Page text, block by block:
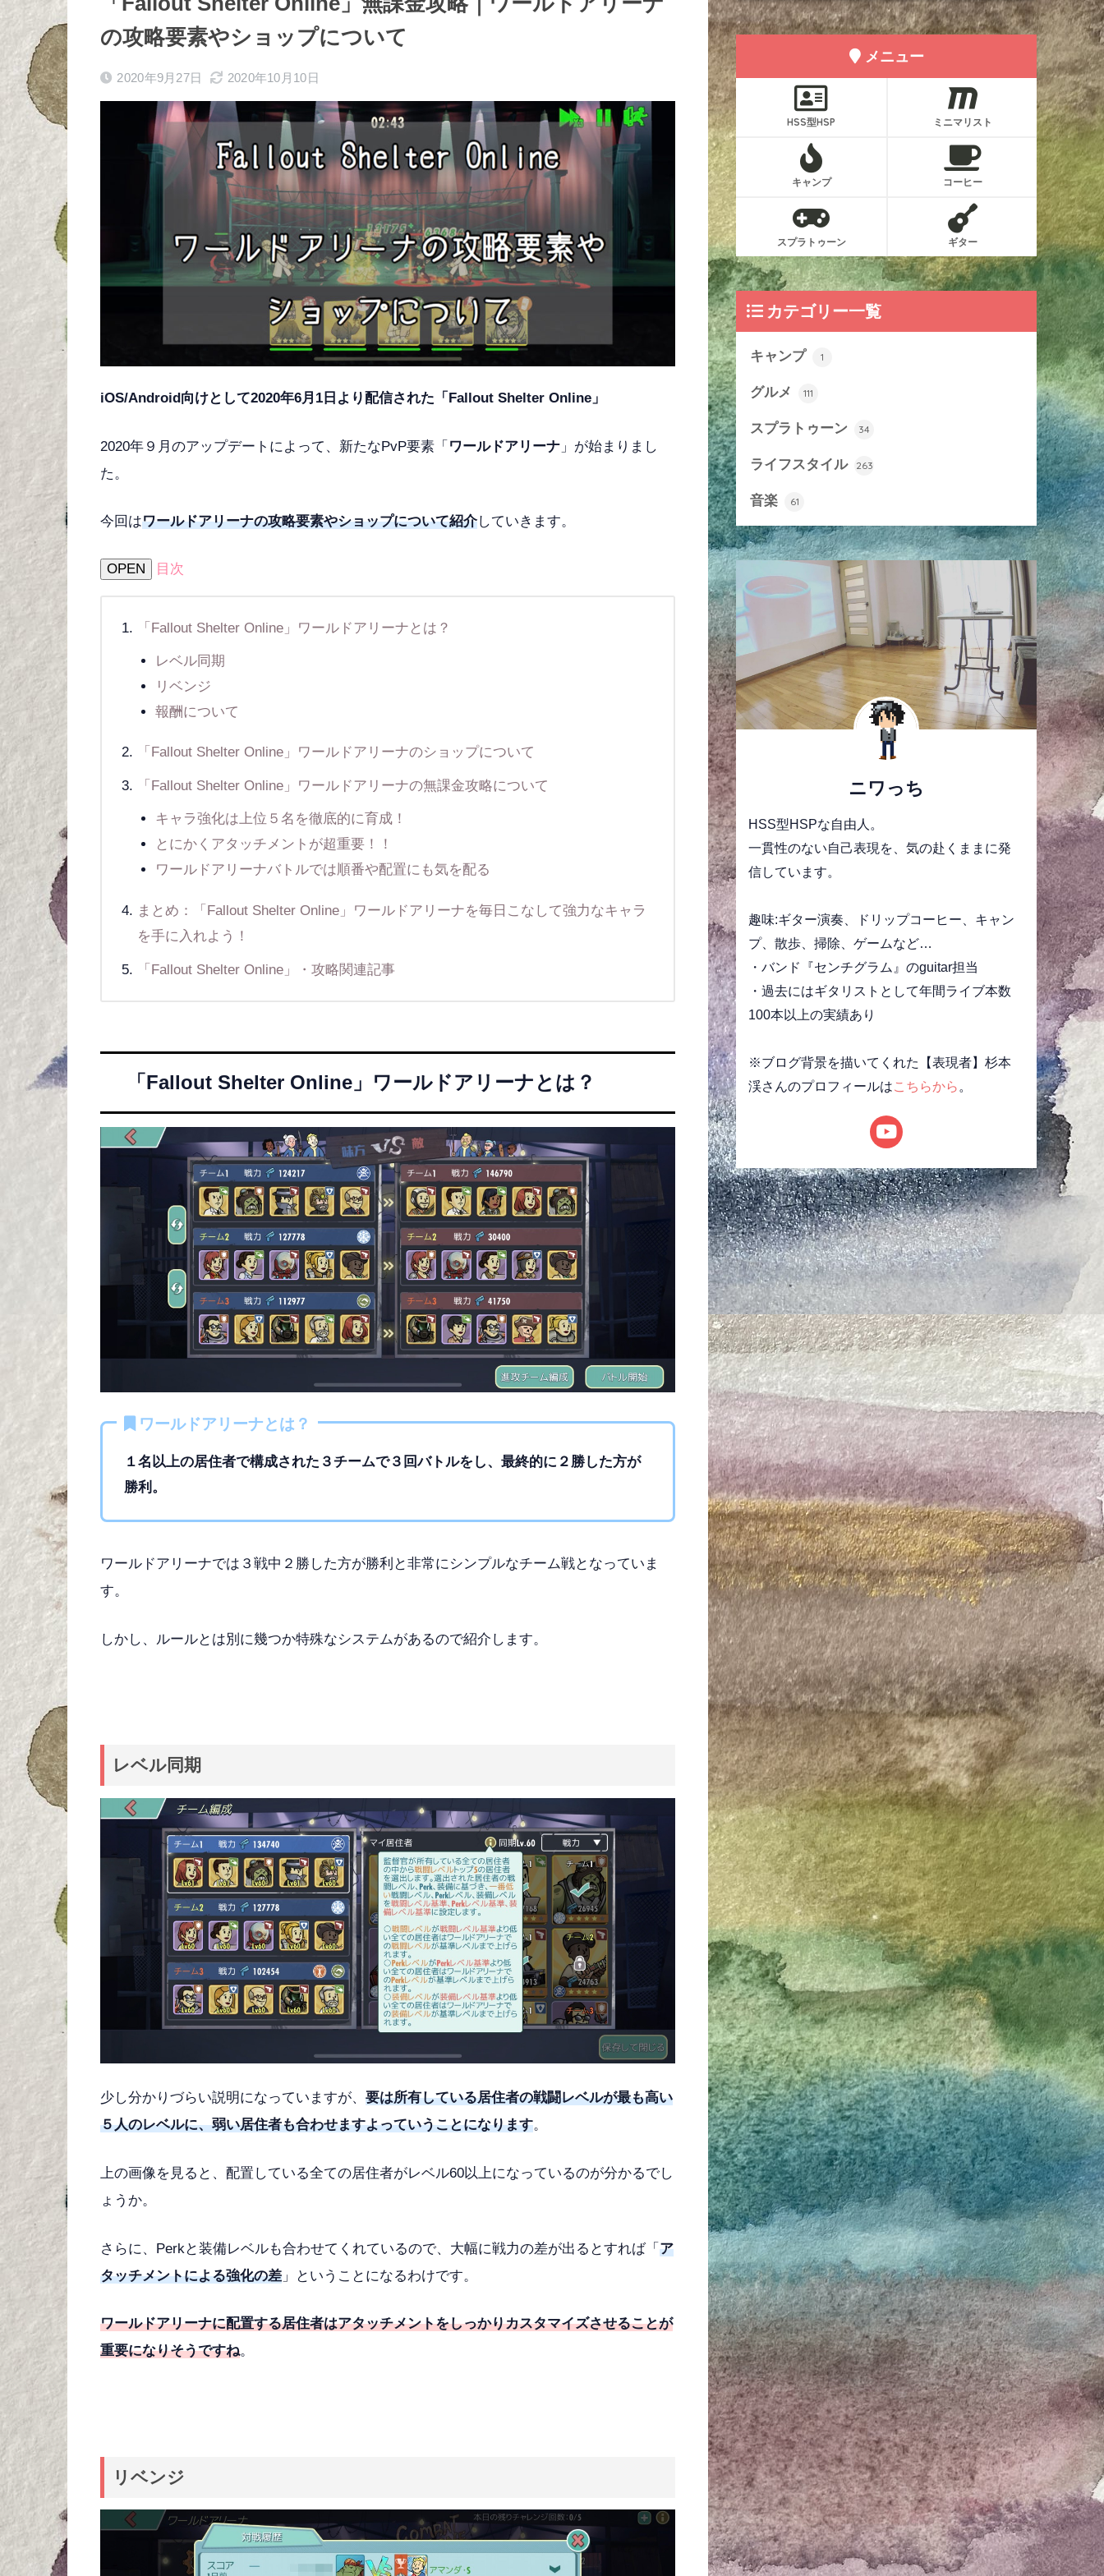
の攻略要素やショップについて
2020年9月27日 2020年10月10日
iOS/Android向けとして2020年6月1日より配信された「Fallout Shelter Online」
2020年９月のアップデートによって、新たなPvP要素「 ワールドアリーナ 」が始まりまし
た。
今回はワールドアリーナの攻略要素やショップについて紹介していきます。
OPEN 目次
「Fallout Shelter Online」ワールドアリーナとは？
レベル同期
リベンジ
報酬について
「Fallout Shelter Online」ワールドアリーナのショップについて
「Fallout Shelter Online」ワールドアリーナの無課金攻略について
キャラ強化は上位５名を徹底的に育成！
とにかくアタッチメントが超重要！！
ワールドアリーナバトルでは順番や配置にも気を配る
まとめ：「Fallout Shelter Online」ワールドアリーナを毎日こなして強力なキャラ
を手に入れよう！
「Fallout Shelter Online」・攻略関連記事
「Fallout Shelter Online」ワールドアリーナとは？
ワールドアリーナとは？
１名以上の居住者で構成された３チームで３回バトルをし、最終的に２勝した方が
勝利。
ワールドアリーナでは３戦中２勝した方が勝利と非常にシンプルなチーム戦となっていま
す。
しかし、ルールとは別に幾つか特殊なシステムがあるので紹介します。
レベル同期
少し分かりづらい説明になっていますが、 要は所有している居住者の戦闘レベルが最も高い
５人のレベルに、弱い居住者も合わせますよっていうことになります。
上の画像を見ると、配置している全ての居住者がレベル60以上になっているのが分かるでし
ょうか。
さらに、Perkと装備レベルも合わせてくれているので、大幅に戦力の差が出るとすれば「 ア
タッチメントによる強化の差 」ということになるわけです。
ワールドアリーナに配置する居住者はアタッチメントをしっかりカスタマイズさせることが
重要になりそうですね。
リベンジ
メニュー
HSS型HSP ミニマリスト
キャンプ コーヒー
スプラトゥーン ギター
カテゴリー一覧
キャンプ 1
グルメ 111
スプラトゥーン 34
ライフスタイル 263
音楽 61
ニワっち
HSS型HSPな自由人。
一貫性のない自己表現を、気の赴くままに発
信しています。
趣味:ギター演奏、ドリップコーヒー、キャン
プ、散歩、掃除、ゲームなど…
・バンド『センチグラム』のguitar担当
・過去にはギタリストとして年間ライブ本数
100本以上の実績あり
※ブログ背景を描いてくれた【表現者】杉本
渓さんのプロフィールはこちらから 。